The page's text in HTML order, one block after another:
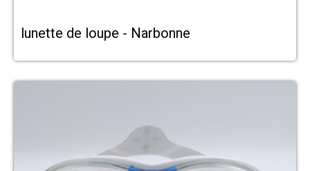
lunette de loupe - Narbonne